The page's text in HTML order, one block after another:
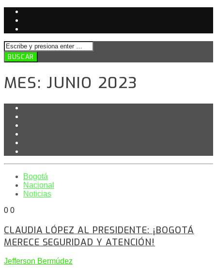
MES: JUNIO 2023
Bogotá
Nacional
Noticias
0 0
CLAUDIA LÓPEZ AL PRESIDENTE: ¡BOGOTÁ
MERECE SEGURIDAD Y ATENCIÓN!
Jefferson Bermúdez